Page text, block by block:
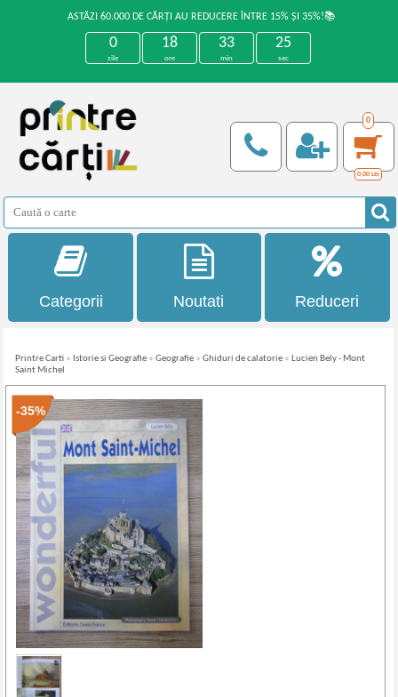
ASTĂZI 60.000 DE CĂRȚI AU REDUCERE ÎNTRE 15% ȘI 35%!📚
0
zile
18
ore
33
min
25
sec
0
0,00 Lei
Categorii Noutati Reduceri
Printre Carti » Istorie si Geografie »Geografie »Ghiduri de calatorie » Lucien Bely - Mont
Saint Michel
-35%